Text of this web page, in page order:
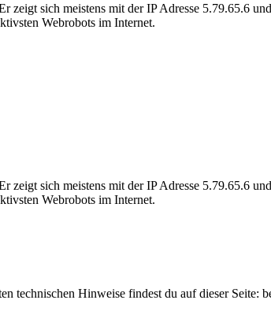
zeigt sich meistens mit der IP Adresse 5.79.65.6
Webrobots im Internet.
zeigt sich meistens mit der IP Adresse 5.79.65.6
Webrobots im Internet.
Hinweise findest du auf dieser Seite: